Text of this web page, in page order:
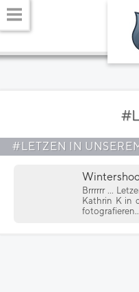
#LETZEN IN
Brrrrrr ...
Kathrin K in